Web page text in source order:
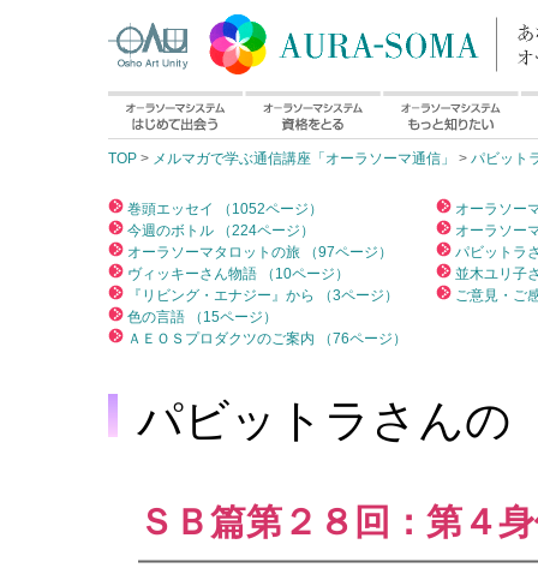
TOP > メルマガで学ぶ通信講座「オーラソーマ通信」 > パビット
巻頭エッセイ （1052ページ）
今週のボトル （224ページ）
オーラソーマタロットの旅 （97ページ）
ヴィッキーさん物語 （10ページ）
『リビング・エナジー』から （3ページ）
色の言語 （15ページ）
ＡＥＯＳプロダクツのご案内 （76ページ）
オーラソー
オーラソー
パビットラ
並木ユリ子
ご意見・ご
パビットラさんの
ＳＢ篇第２８回：第４